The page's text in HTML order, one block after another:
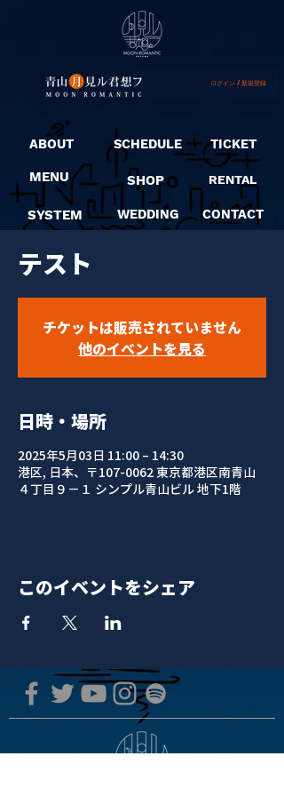
ログイン / 新規登録
ABOUT
MENU
SYSTEM
SCHEDULE
SHOP
WEDDING
TICKET
RENTAL
CONTACT
テスト
チケットは販売されていません
他のイベントを見る
日時・場所
2025年5月03日 11:00 – 14:30
港区, 日本、〒107-0062 東京都港区南青山
４丁目９−１ シンプル青山ビル 地下1階
このイベントをシェア